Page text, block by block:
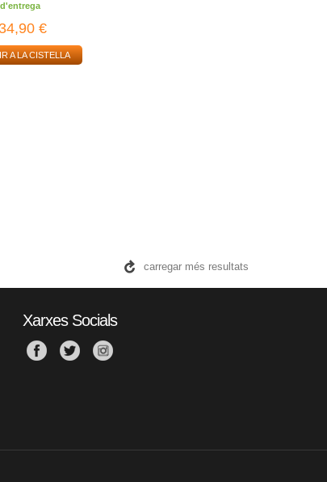
d'entrega
34,90 €
A LA CISTELLA
carregar més resultats
Xarxes Socials